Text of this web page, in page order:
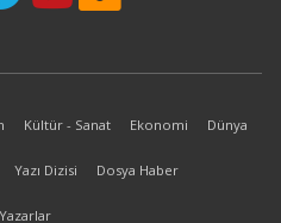
Kültür - Sanat Ekonomi Dünya
Yazı Dizisi Dosya Haber
Yazarlar